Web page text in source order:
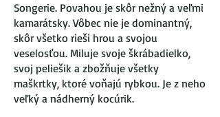
Songerie. Povahou je skôr nežný a veľmi
kamarátsky. Vôbec nie je dominantný,
skôr všetko rieši hrou a svojou
veselosťou. Miluje svoje škrábadielko,
svoj peliešik a zbožňuje všetky
maškrtky, ktoré voňajú rybkou. Je z neho
veľký a nádherný kocúrik.